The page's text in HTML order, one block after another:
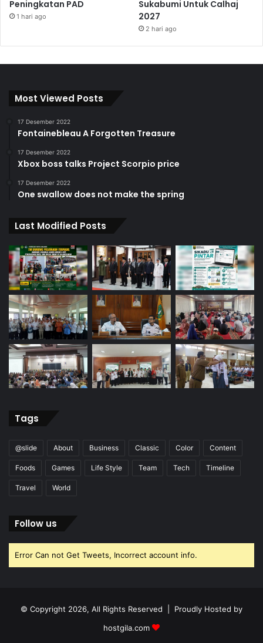
Peningkatan PAD
1 hari ago
Sukabumi Untuk Calhaj
2027
2 hari ago
Most Viewed Posts
17 Desember 2022
Fontainebleau A Forgotten Treasure
17 Desember 2022
Xbox boss talks Project Scorpio price
17 Desember 2022
One swallow does not make the spring
Last Modified Posts
Tags
@slide About Business Classic Color Content
Foods Games Life Style Team Tech Timeline
Travel World
Follow us
Error Can not Get Tweets, Incorrect account info.
© Copyright 2026, All Rights Reserved | Proudly Hosted by
hostgila.com